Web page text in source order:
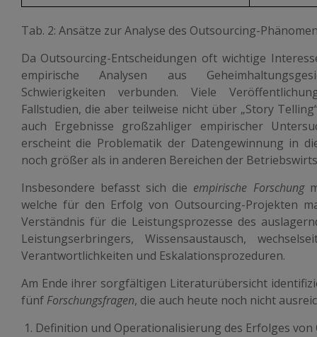
Tab. 2: Ansätze zur Analyse des Outsourcing-
Da Outsourcing-Entscheidungen oft wichtige
empirische Analysen aus
Schwierigkeiten verbunden. Viele
Fallstudien, die aber teilweise nicht über „Story
auch Ergebnisse großzahliger empirischer
erscheint die Problematik der Datengewinnung in
noch größer als in anderen Bereichen der
Insbesondere befasst sich die empirische Forschung
welche für den Erfolg von Outsourcing-Projekten
Verständnis für die Leistungsprozesse des
Leistungserbringers, Wissensaustausch,
Verantwortlichkeiten und Eskalationsprozeduren.
Am Ende ihrer sorgfältigen Literaturübersicht
fünf Forschungsfragen, die auch heute noch nicht
Definition und Operationalisierung des Erfolges